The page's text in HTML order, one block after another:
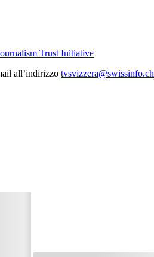
Trust Initiative
all’indirizzo tvsvizzera@swissinfo.ch